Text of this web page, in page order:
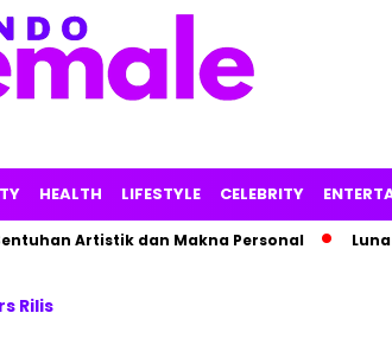
HEALTH LIFESTYLE CELEBRITY
Artistik dan Makna Personal Luna
Rilis